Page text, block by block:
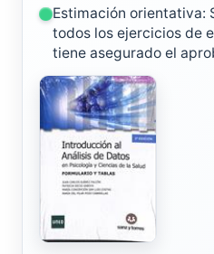
Estimación orientativa:
todos los ejercicios de
tiene asegurado el